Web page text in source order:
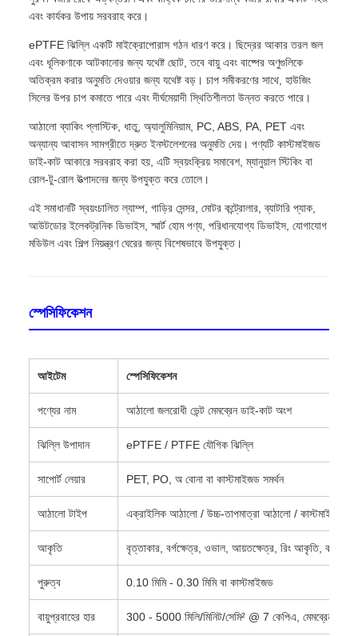
এবং কার্যকর উপায় সরবরাহ করে।
ePTFE ঝিল্লি একটি মাইক্রোপোরাস গঠন ধারণ করে। ছিদ্রের আকার তরল জল
এবং ধূলিকণাকে আটকানোর জন্য যথেষ্ট ছোট, তবে বায়ু এবং বাষ্পের অণুগুলিকে
অতিক্রম করার অনুমতি দেওয়ার জন্য যথেষ্ট বড়। চাপ সমীকরণের সাথে, হাউজিং
সিলের উপর চাপ কমাতে পারে এবং দীর্ঘমেয়াদী স্থিতিশীলতা উন্নত করতে পারে।
আঠালো ব্যাকিং প্লাস্টিক, ধাতু, অ্যালুমিনিয়াম, PC, ABS, PA, PET এবং
অন্যান্য আবাসন সামগ্রীতে দ্রুত ইনস্টলেশনের অনুমতি দেয়। পণ্যটি কাস্টমাইজড
ডাই-কাট আকারে সরবরাহ করা হয়, এটি স্বয়ংক্রিয় সমাবেশ, ম্যানুয়াল স্টিকিং বা
রোল-টু-রোল উত্পাদনের জন্য উপযুক্ত করে তোলে।
এই সমাধানটি স্বয়ংচালিত ল্যাম্প, গাড়ির সেন্সর, মোটর কন্ট্রোলার, ব্যাটারি প্যাক,
আউটডোর ইলেকট্রনিক ডিভাইস, স্মার্ট হোম পণ্য, পরিধানযোগ্য ডিভাইস, যোগাযোগ
মডিউল এবং শিল্প নিয়ন্ত্রণ ঘেরের জন্য বিশেষভাবে উপযুক্ত।
স্পেসিফিকেশন
আইটেম স্পেসিফিকেশন
পণ্যের নাম আঠালো জলরোধী ভেন্ট মেমব্রেন ডাই-কাট অংশ
ঝিল্লি উপাদান ePTFE / PTFE যৌগিক ঝিল্লি
সাপোর্ট লেয়ার PET, PO, অ বোনা বা কাস্টমাইজড সমর্থন
আঠালো টাইপ এক্রাইলিক আঠালো / উচ্চ-তাপমাত্রা আঠালো / কাস্টমাইজড
আকৃতি বৃত্তাকার, বর্গক্ষেত্র, ওভাল, আয়তক্ষেত্র, রিং আকৃতি,
পুরুত্ব 0.10 মিমি - 0.30 মিমি বা কাস্টমাইজড
বায়ুপ্রবাহের হার 300 - 5000 মিলি/মিনিট/সেমি² @ 7 কেপিএ, মেমব্রেন